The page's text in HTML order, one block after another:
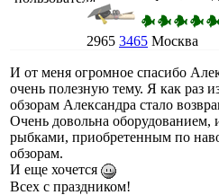
2965 3465 Москва
И от меня огромное спасибо
очень полезную тему. Я как раз
обзорам Александра стало
Очень довольна оборудованием,
рыбками, приобретенным по
обзорам.
И еще хочется
Всех с праздником!